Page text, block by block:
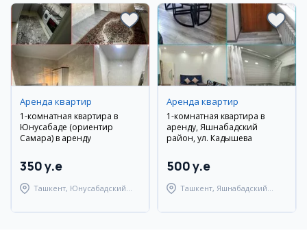
Аренда квартир
1-комнатная квартира в
Юнусабаде (ориентир
Самара) в аренду
350 y.e
Ташкент, Юнусабадский
Аренда квартир
1-комнатная квартира в
аренду, Яшнабадский
район, ул. Кадышева
500 y.e
Ташкент, Яшнабадский